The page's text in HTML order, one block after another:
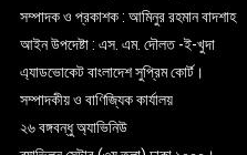
সম্পাদক ও প্রকাশক : আমিনুর রহমান বাদশাহ
আইন উপদেষ্টা : এস. এম. দৌলত -ই-খুদা
এ্যাডভোকেট বাংলাদেশ সুপ্রিম কোর্ট।
সম্পাদকীয় ও বাণিজ্যিক কার্যালয়
২৬ বঙ্গবন্ধু অ্যাভিনিউ